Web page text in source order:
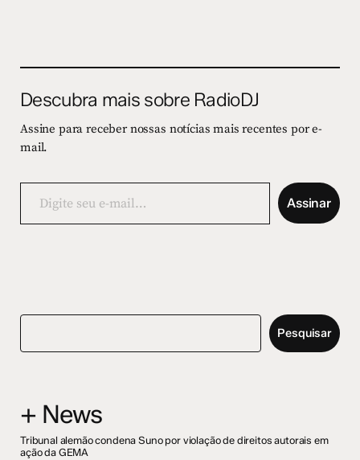
Descubra mais sobre RadioDJ
Assine para receber nossas notícias mais recentes por e-
mail.
mail…
Assinar
Pesquisar
+ News
Tribunal alemão condena Suno por violação de direitos autorais em
ação da GEMA